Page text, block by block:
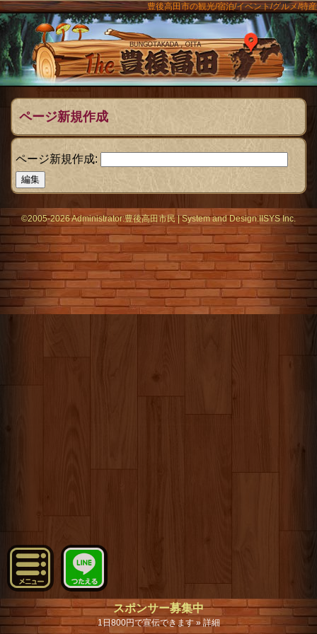
豊後高田市の観光/宿泊/イベント/グルメ/特産
The豊後
ページ新規作成
ページ新規作成:
メニュー
©2005-2026 Administrator:豊後高田市民|Systemand Design:IISYS Inc.
スポンサー募集中
1日800円で宣伝できます » 詳細